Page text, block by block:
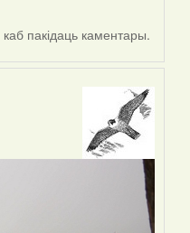
каб пакідаць каментары.